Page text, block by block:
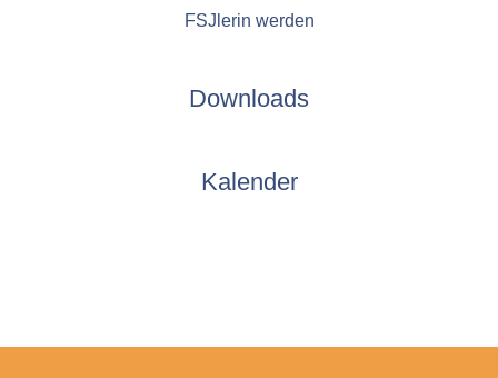
FSJlerin werden
Downloads
Kalender